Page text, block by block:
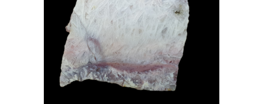
AJOUTER AU PANIER